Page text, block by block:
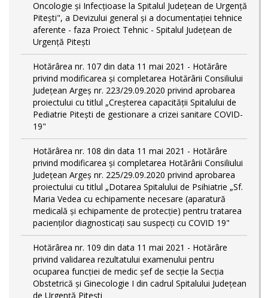
Oncologie și Infecțioase la Spitalul Județean de Urgență
Pitești", a Devizului general și a documentației tehnice
aferente - faza Proiect Tehnic - Spitalul Județean de
Urgență Pitești
Hotărârea nr. 107 din data 11 mai 2021 - Hotărâre
privind modificarea și completarea Hotărârii Consiliului
Județean Argeș nr. 223/29.09.2020 privind aprobarea
proiectului cu titlul „Creșterea capacității Spitalului de
Pediatrie Pitești de gestionare a crizei sanitare COVID-
19"
Hotărârea nr. 108 din data 11 mai 2021 - Hotărâre
privind modificarea și completarea Hotărârii Consiliului
Județean Argeș nr. 225/29.09.2020 privind aprobarea
proiectului cu titlul „Dotarea Spitalului de Psihiatrie „Sf.
Maria Vedea cu echipamente necesare (aparatură
medicală și echipamente de protecție) pentru tratarea
pacienților diagnosticați sau suspecți cu COVID 19"
Hotărârea nr. 109 din data 11 mai 2021 - Hotărâre
privind validarea rezultatului examenului pentru
ocuparea funcției de medic șef de secție la Secția
Obstetrică și Ginecologie I din cadrul Spitalului Județean
de Urgență Pitești